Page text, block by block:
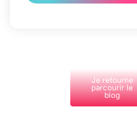
Je retourne
parcourir le
blog